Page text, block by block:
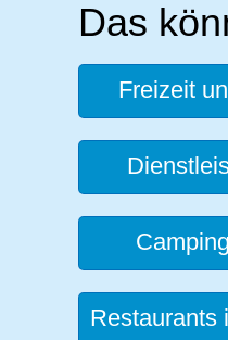
Das
Freizeit
Restaurants